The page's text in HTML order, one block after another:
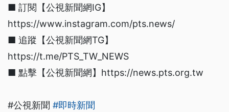
■ 訂閱【公視新聞網IG】
https://www.instagram.com/pts.news/
■ 追蹤【公視新聞網TG】
https://t.me/PTS_TW_NEWS
■ 點擊【公視新聞網】https://news.pts.org.tw
#公視新聞 #即時新聞